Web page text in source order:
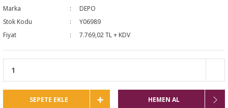
Marka
DEPO
Stok Kodu
Y06989
Fiyat
7.769,02 TL + KDV
SEPETE EKLE HEMEN AL